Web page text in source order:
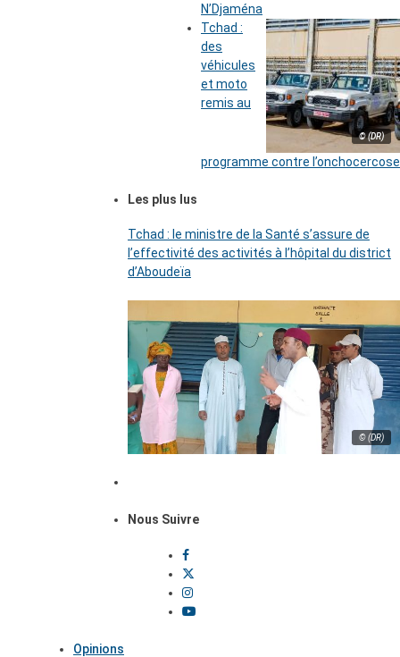
N’Djaména
© (DR)
Tchad :
des
véhicules
et moto
remis au
programme contre l’onchocercose
Les plus lus
Tchad : le ministre de la Santé s’assure de
l’effectivité des activités à l’hôpital du district
d’Aboudeïa
© (DR)
Nous Suivre
Opinions